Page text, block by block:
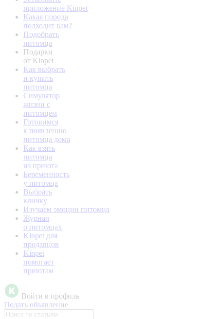
приложение Kinpet
Какая порода
подходит вам?
Подобрать
питомца
Подарки
от Kinpet
Как выбрать
и купить
питомца
Симулятор
жизни с
питомцем
Готовимся
к появлению
питомца дома
Как взять
питомца
из приюта
Беременность
у питомца
Выбрать
кличку
Изучаем эмоции питомца
Журнал
о питомцах
Kinpet для
продавцов
Kinpet
помогает
приютам
Войти в профиль
Подать объявление